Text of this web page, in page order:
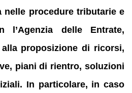
nelle procedure tributarie e
l’Agenzia delle Entrate,
alla proposizione di ricorsi,
piani di rientro, soluzioni
In particolare, in caso